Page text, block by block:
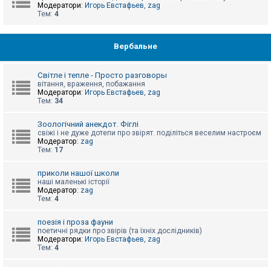
Модератори: Игорь Евстафьев, zag
Тем: 4
Вербальне
Світле і тепле - Просто разговоры
вітання, враження, побажання
Модератори: Игорь Евстафьев, zag
Тем: 34
Зоологічний анекдот. Фіглі
свіжі і не дуже дотепи про звірят. поділіться веселим настроєм
Модератор: zag
Тем: 17
приколи нашої школи
наші маленькі історії
Модератор: zag
Тем: 4
поезія і проза фауни
поетичні рядки про звірів (та їхніх дослідників)
Модератори: Игорь Евстафьев, zag
Тем: 4